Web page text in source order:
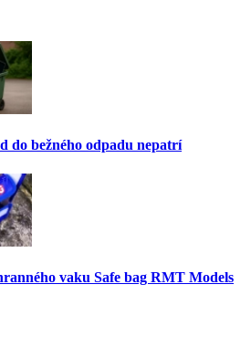
do bežného odpadu nepatrí
vaku Safe bag RMT Models